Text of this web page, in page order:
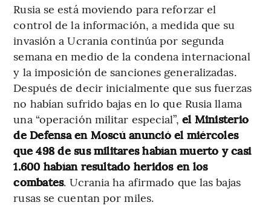
Rusia se está moviendo para reforzar el
control de la información, a medida que su
invasión a Ucrania continúa por segunda
semana en medio de la condena internacional
y la imposición de sanciones generalizadas.
Después de decir inicialmente que sus fuerzas
no habían sufrido bajas en lo que Rusia llama
una “operación militar especial”, el Ministerio
de Defensa en Moscú anunció el miércoles
que 498 de sus militares habían muerto y casi
1.600 habían resultado heridos en los
combates. Ucrania ha afirmado que las bajas
rusas se cuentan por miles.